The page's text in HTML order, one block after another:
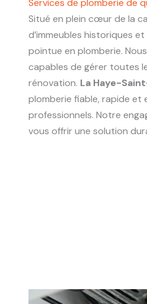
Services de plomberie de
Situé en plein cœur de la
d’immeubles historiques
pointue en plomberie.
capables de gérer toutes
rénovation. La Haye-
plomberie fiable, rapide et
professionnels. Notre
vous offrir une solution